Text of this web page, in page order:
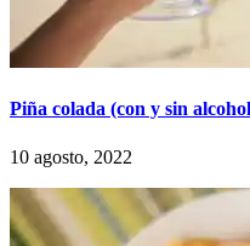
Piña colada (con y sin
10 agosto, 2022